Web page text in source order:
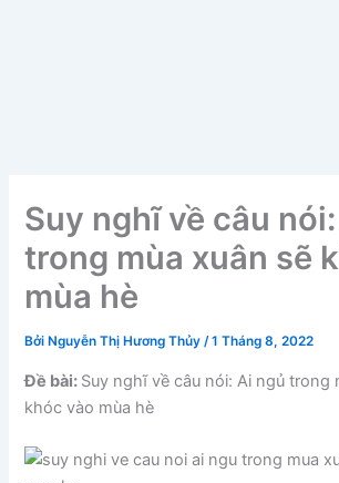
Suy nghĩ về câu
trong mùa xuân sẽ
mùa hè
Bởi Nguyễn Thị Hương Thủy/1 Tháng 8, 2022
Đề bài: Suy nghĩ về câu nói: Ai ngủ trong
khóc vào mùa hè